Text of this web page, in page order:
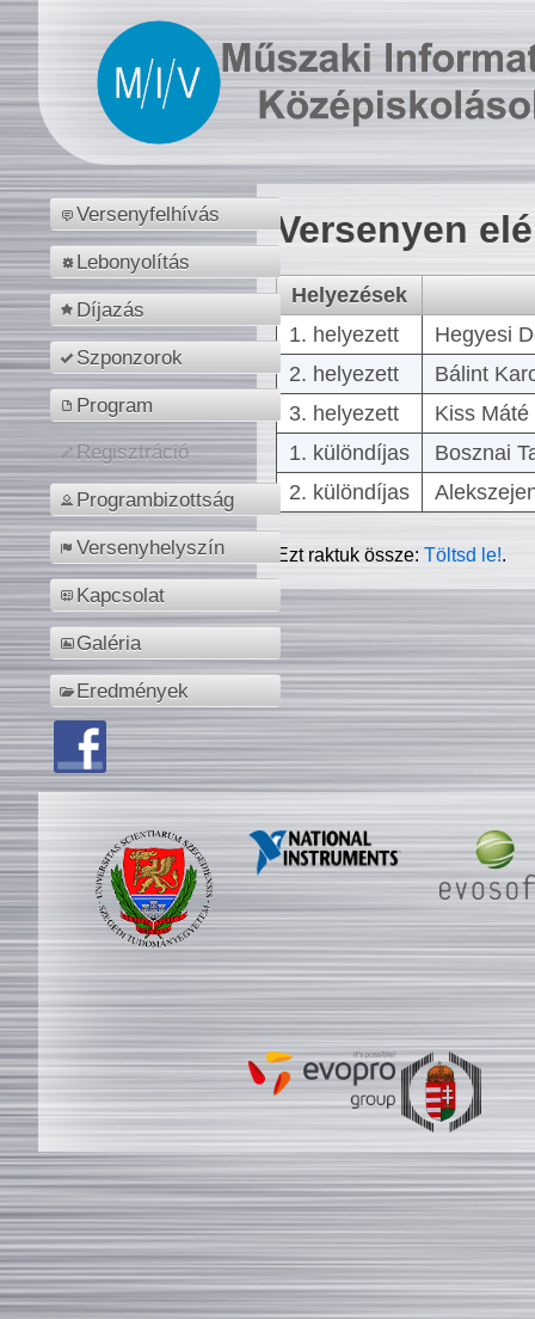
Versenyfelhívás
Lebonyolítás
Díjazás
Szponzorok
Program
Regisztráció
Programbizottság
Versenyhelyszín
Kapcsolat
Galéria
Eredmények
Versenyen
Helyezések
1. helyezett
Hegyesi
2. helyezett
Bálint
3. helyezett
Kiss
1. különdíjas
Bosznai
2. különdíjas
Ezt raktuk össze:Töltsd le!.